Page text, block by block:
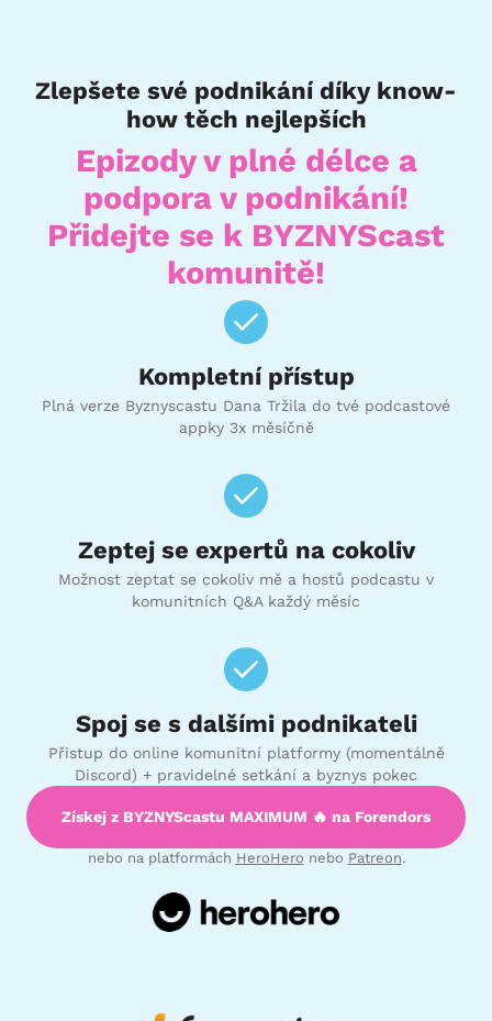
Zlepšete své podnikání díky know-
how těch nejlepších
Epizody v plné délce a
podpora v podnikání!
Přidejte se k BYZNYScast
komunitě!
Kompletní přístup
Plná verze Byznyscastu Dana Tržila do tvé podcastové
appky 3x měsíčně
Zeptej se expertů na cokoliv
Možnost zeptat se cokoliv mě a hostů podcastu v
komunitních Q&A každý měsíc
Spoj se s dalšími podnikateli
Přistup do online komunitní platformy (momentálně
Discord) + pravidelné setkání a byznys pokec
Získej z BYZNYScastu MAXIMUM 🔥 na Forendors
nebo na platformách HeroHero nebo Patreon.